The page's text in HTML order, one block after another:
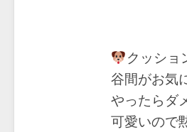
クッショ
谷間がお気
やったらダ
可愛いので